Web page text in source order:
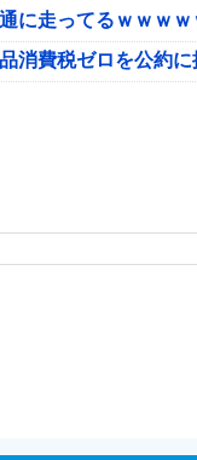
に走ってるｗｗｗ
消費税ゼロを公約